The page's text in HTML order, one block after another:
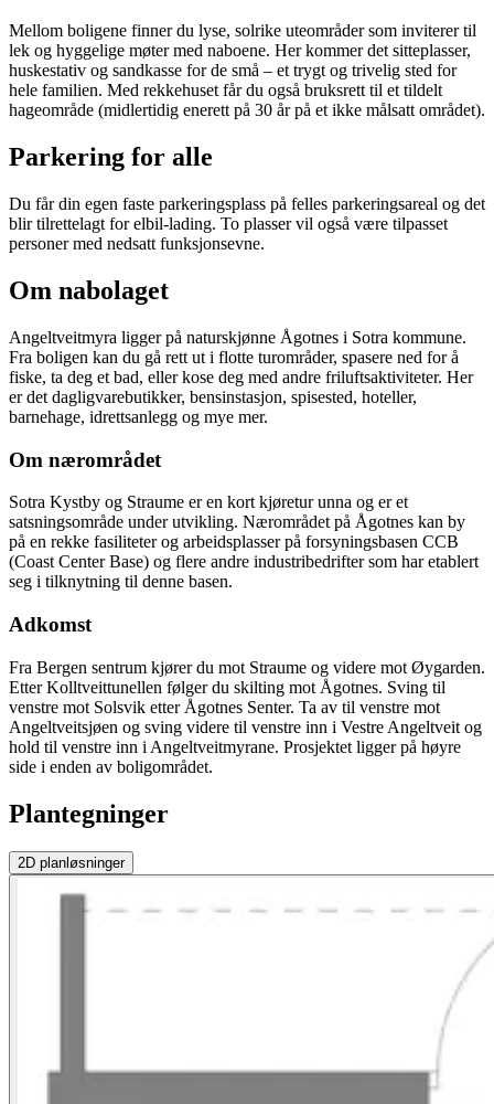
Mellom boligene finner du lyse, solrike uteområder som inviterer til
lek og hyggelige møter med naboene. Her kommer det sitteplasser,
huskestativ og sandkasse for de små – et trygt og trivelig sted for
hele familien. Med rekkehuset får du også bruksrett til et tildelt
hageområde (midlertidig enerett på 30 år på et ikke målsatt området).
Parkering for alle
Du får din egen faste parkeringsplass på felles parkeringsareal og det
blir tilrettelagt for elbil-lading. To plasser vil også være tilpasset
personer med nedsatt funksjonsevne.
Om nabolaget
Angeltveitmyra ligger på naturskjønne Ågotnes i Sotra kommune.
Fra boligen kan du gå rett ut i flotte turområder, spasere ned for å
fiske, ta deg et bad, eller kose deg med andre friluftsaktiviteter. Her
er det dagligvarebutikker, bensinstasjon, spisested, hoteller,
barnehage, idrettsanlegg og mye mer.
Om nærområdet
Sotra Kystby og Straume er en kort kjøretur unna og er et
satsningsområde under utvikling. Nærområdet på Ågotnes kan by
på en rekke fasiliteter og arbeidsplasser på forsyningsbasen CCB
(Coast Center Base) og flere andre industribedrifter som har etablert
seg i tilknytning til denne basen.
Adkomst
Fra Bergen sentrum kjører du mot Straume og videre mot Øygarden.
Etter Kolltveittunellen følger du skilting mot Ågotnes. Sving til
venstre mot Solsvik etter Ågotnes Senter. Ta av til venstre mot
Angeltveitsjøen og sving videre til venstre inn i Vestre Angeltveit og
hold til venstre inn i Angeltveitmyrane. Prosjektet ligger på høyre
side i enden av boligområdet.
Plantegninger
2D planløsninger